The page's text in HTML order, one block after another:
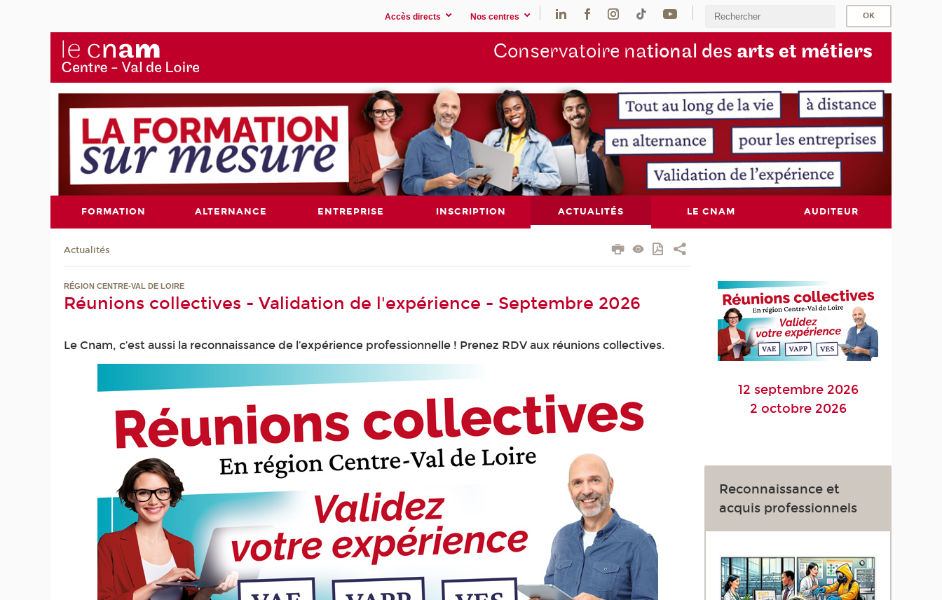
Accès directs Nos centres
Conservatoire national des arts et métiers
FORMATION ALTERNANCE ENTREPRISE INSCRIPTION ACTUALITÉS LE CNAM AUDITEUR
Actualités
RÉGION CENTRE-VAL DE LOIRE
Réunions collectives - Validation de l'expérience - Septembre 2026
Le Cnam, c’est aussi la reconnaissance de l’expérience professionnelle ! Prenez RDV aux réunions collectives.
12 septembre 2026
2 octobre 2026
Reconnaissance et
acquis professionnels